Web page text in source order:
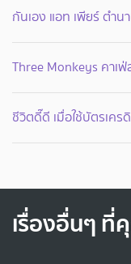
กันเอง แอท เพียร์ ตำน
Three Monkeys คาเ
ชีวิตดี๊ดี เมื่อใช้บัตรเค
เรื่องอื่นๆ ที่